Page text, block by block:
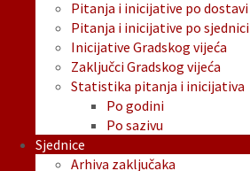
Pitanja i inicijative po dostavi
Pitanja i inicijative po sjednici
Inicijative Gradskog vijeća
Zaključci Gradskog vijeća
Statistika pitanja i inicijativa
Po godini
Po sazivu
Sjednice
Arhiva zaključaka